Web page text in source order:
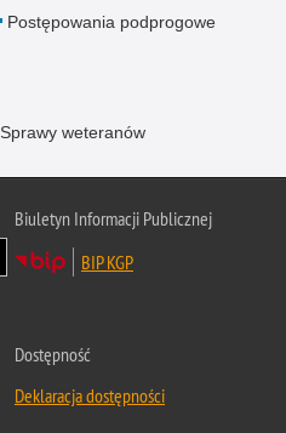
Postępowania podprogowe
Sprawy weteranów
Biuletyn Informacji Publicznej
BIP KGP
Dostępność
Deklaracja dostępności